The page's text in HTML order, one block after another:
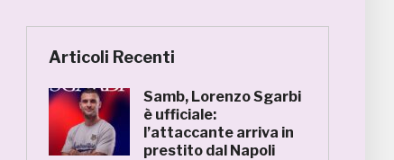
Articoli Recenti
Samb, Lorenzo Sgarbi
è ufficiale:
l’attaccante arriva in
prestito dal Napoli